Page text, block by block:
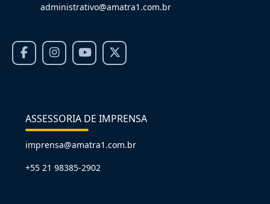
administrativo@amatra1.com.br
ASSESSORIA DE IMPRENSA
imprensa@amatra1.com.br
+55 21 98385-2902